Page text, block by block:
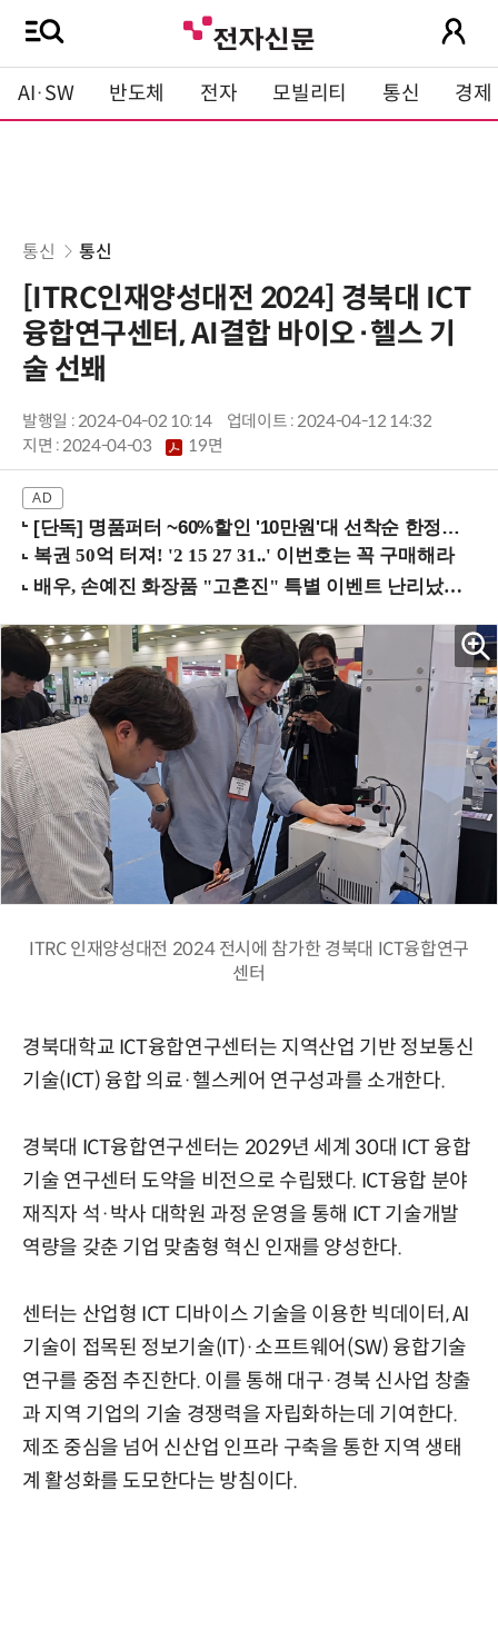
AI·SW 반도체 전자 모빌리티 통신 경제
통신 통신
[ITRC인재양성대전 2024] 경북대 ICT
융합연구센터, AI결합 바이오·헬스 기
술 선봬
발행일 : 2024-04-02 10:14
업데이트 : 2024-04-12 14:32
지면 :2024-04-03 19면
[단독] 명품퍼터 ~60%할인 '10만원'대 선착순 한정판매!
ITRC 인재양성대전 2024 전시에 참가한 경북대 ICT융합연구
센터
경북대학교 ICT융합연구센터는 지역산업 기반 정보통신
기술(ICT) 융합 의료·헬스케어 연구성과를 소개한다.
경북대 ICT융합연구센터는 2029년 세계 30대 ICT 융합
기술 연구센터 도약을 비전으로 수립됐다. ICT융합 분야
재직자 석·박사 대학원 과정 운영을 통해 ICT 기술개발
역량을 갖춘 기업 맞춤형 혁신 인재를 양성한다.
센터는 산업형 ICT 디바이스 기술을 이용한 빅데이터, AI
기술이 접목된 정보기술(IT)·소프트웨어(SW) 융합기술
연구를 중점 추진한다. 이를 통해 대구·경북 신사업 창출
과 지역 기업의 기술 경쟁력을 자립화하는데 기여한다.
제조 중심을 넘어 신산업 인프라 구축을 통한 지역 생태
계 활성화를 도모한다는 방침이다.